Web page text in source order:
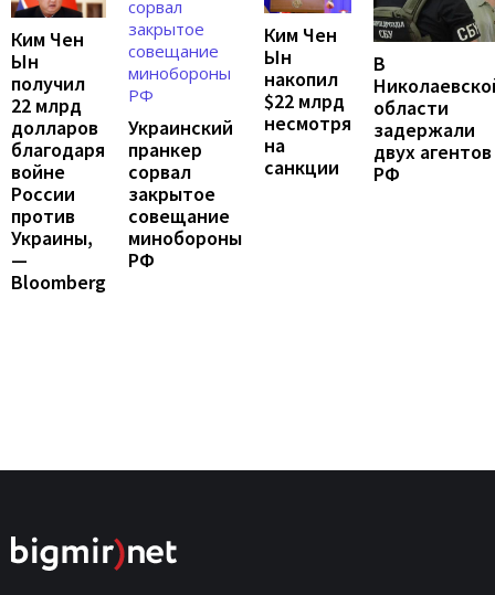
Ким Чен
Ын
получил
22 млрд
долларов
благодаря
войне
России
против
Украины,
—
Bloomberg
Украинский
пранкер
сорвал
закрытое
совещание
минобороны
РФ
Ким Чен
Ын
накопил
$22 млрд
несмотря
на
санкции
В
области
задержали
двух агентов
РФ